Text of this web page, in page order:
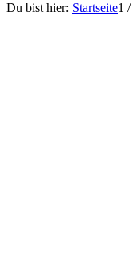
Du bist hier: Startseite1 /